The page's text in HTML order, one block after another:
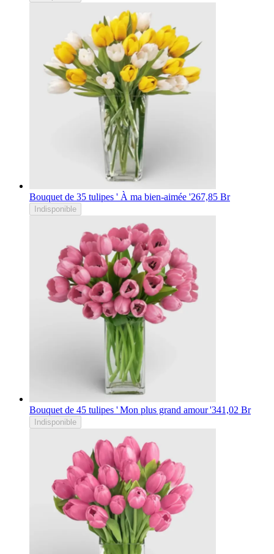
Bouquet de 35 tulipes ' À ma bien-aimée '267,85 Br
Indisponible
Bouquet de 45 tulipes ' Mon plus grand amour '341,02 Br
Indisponible